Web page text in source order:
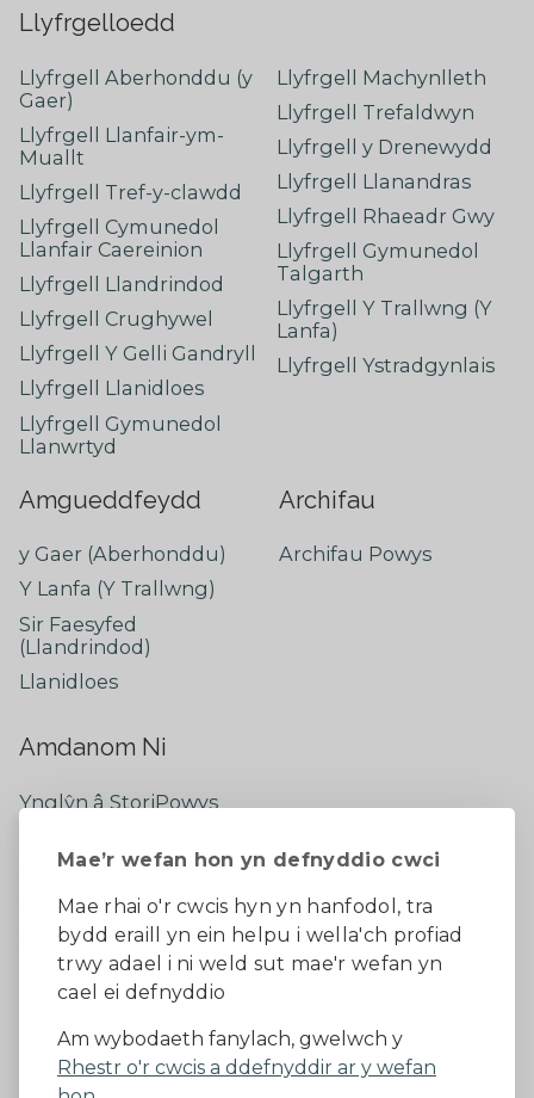
Mae’r wefan hon yn defnyddio cwci
Mae rhai o'r cwcis hyn yn hanfodol, tra
bydd eraill yn ein helpu i wella'ch profiad
trwy adael i ni weld sut mae'r wefan yn
cael ei defnyddio
Am wybodaeth fanylach, gwelwch y
Rhestr o'r cwcis a ddefnyddir ar y wefan
Llyfrgelloedd
Llyfrgell Aberhonddu (y
Gaer)
Llyfrgell Llanfair-ym-
Muallt
Llyfrgell Tref-y-clawdd
Llyfrgell Cymunedol
Llanfair Caereinion
Llyfrgell Llandrindod
Llyfrgell Crughywel
Llyfrgell Y Gelli Gandryll
Llyfrgell Llanidloes
Llyfrgell Gymunedol
Llanwrtyd
Llyfrgell Machynlleth
Llyfrgell Trefaldwyn
Llyfrgell y Drenewydd
Llyfrgell Llanandras
Llyfrgell Rhaeadr Gwy
Llyfrgell Gymunedol
Talgarth
Llyfrgell Y Trallwng (Y
Lanfa)
Llyfrgell Ystradgynlais
Amgueddfeydd
y Gaer (Aberhonddu)
Y Lanfa (Y Trallwng)
Sir Faesyfed
(Llandrindod)
Llanidloes
Archifau
Archifau Powys
Amdanom Ni
Ynglŷn â StoriPowys
Newyddion Diweddaraf
Dywedwch eich barn
Facebook
Datganiad Hygyrchedd
Diogelu Data a Phreifatrwydd
Telerau ac amodau